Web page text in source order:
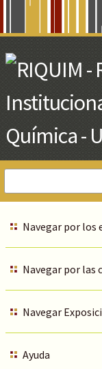
Main
Content
Navegar por los
Navegar por las
Navegar
Ayuda